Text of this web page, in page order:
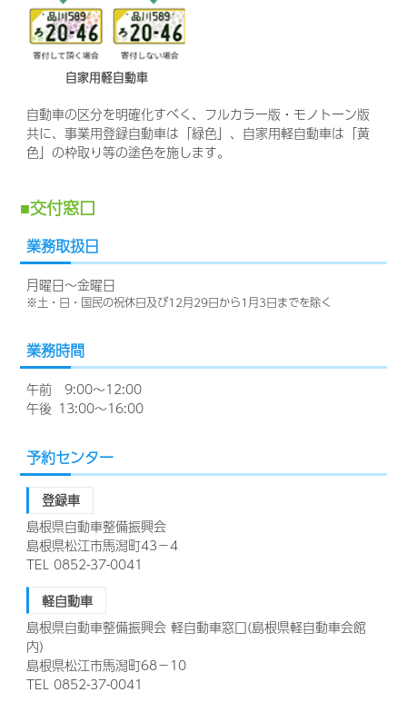
自家用軽自動車
自動車の区分を明確化すべく、フルカラー版・モノトーン版
共に、事業用登録自動車は「緑色」、自家用軽自動車は「黄
色」の枠取り等の塗色を施します。
交付窓口
業務取扱日
月曜日〜金曜日
土・日・国民の祝休日及び12月29日から1月3日までを除く
業務時間
午前 9:00〜12:00
午後 13:00〜16:00
予約センター
登録車
島根県自動車整備振興会
島根県松江市馬潟町43−4
TEL 0852-37-0041
軽自動車
島根県自動車整備振興会 軽自動車窓口(島根県軽自動車会館
内)
島根県松江市馬潟町68−10
TEL 0852-37-0041